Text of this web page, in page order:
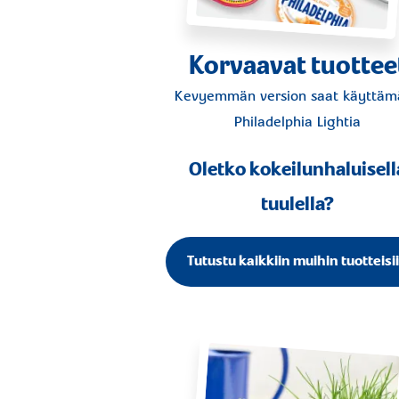
Korvaavat
Kevyemmän version saat
Philadelphia Lightia
Oletko
tuulella?
Tutustu kaikkiin muihin